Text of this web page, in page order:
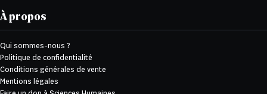
À propos
Qui sommes-nous ?
Politique de confidentialité
Conditions générales de vente
Mentions légales